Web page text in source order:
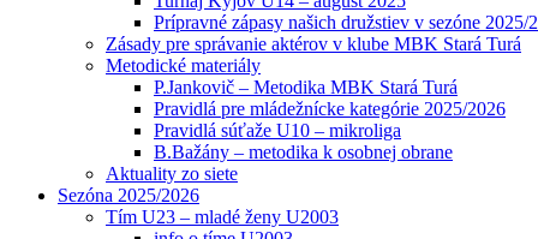
Prípravné zápasy našich družstiev v sezóne 2025/
Zásady pre správanie aktérov v klube MBK Stará Turá
Metodické materiály
P.Jankovič – Metodika MBK Stará Turá
Pravidlá pre mládežnícke kategórie 2025/2026
Pravidlá súťaže U10 – mikroliga
B.Bažány – metodika k osobnej obrane
Aktuality zo siete
Sezóna 2025/2026
Tím U23 – mladé ženy U2003